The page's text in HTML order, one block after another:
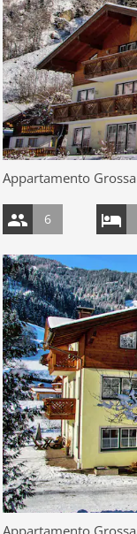
Appartamento
6
Appartamento